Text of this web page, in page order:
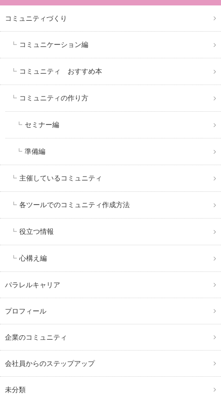
コミュニティづくり
コミュニケーション編
コミュニティ おすすめ本
コミュニティの作り方
セミナー編
準備編
主催しているコミュニティ
各ツールでのコミュニティ作成方法
役立つ情報
心構え編
パラレルキャリア
プロフィール
企業のコミュニティ
会社員からのステップアップ
未分類